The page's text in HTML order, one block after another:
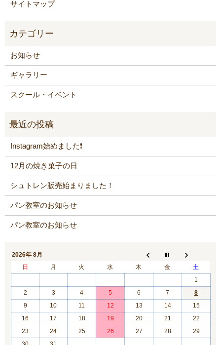
サイトマップ
お知らせ
ギャラリー
スクール・イベント
Instagram始めました❗️
12月の焼き菓子の日
シュトレン販売始まりました！
パン教室のお知らせ
パン教室のお知らせ
2026年 8月
日
月 火 水 木 金
土
1
2
3 4 5 6 7
8
9
10 11 12 13 14
15
16
17 18 19 20 21
22
23
24 25 26 27 28
29